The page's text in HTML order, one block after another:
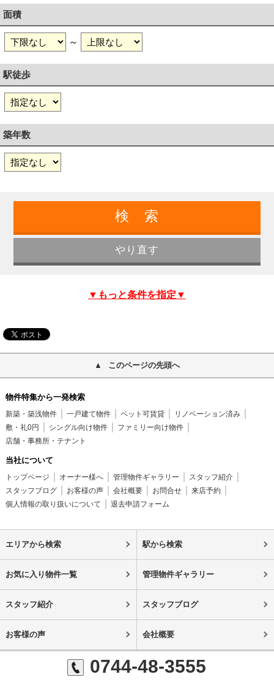
面積
～
駅徒歩
築年数
▼もっと条件を指定▼
このページの先頭へ
物件特集から一発検索
新築・築浅物件 一戸建て物件 ペット可賃貸
リノベーション済み
敷・礼0円
シングル向け物件
ファミリー向け物件
店舗・事務所・テナント
当社について
トップページ オーナー様へ 管理物件ギャラリー
スタッフ紹介
スタッフブログ
お客様の声 会社概要 お問合せ
来店予約
個人情報の取り扱いについて
退去申請フォーム
エリアから検索 駅から検索
お気に入り物件一覧 管理物件ギャラリー
スタッフ紹介 スタッフブログ
お客様の声 会社概要
0744-48-3555